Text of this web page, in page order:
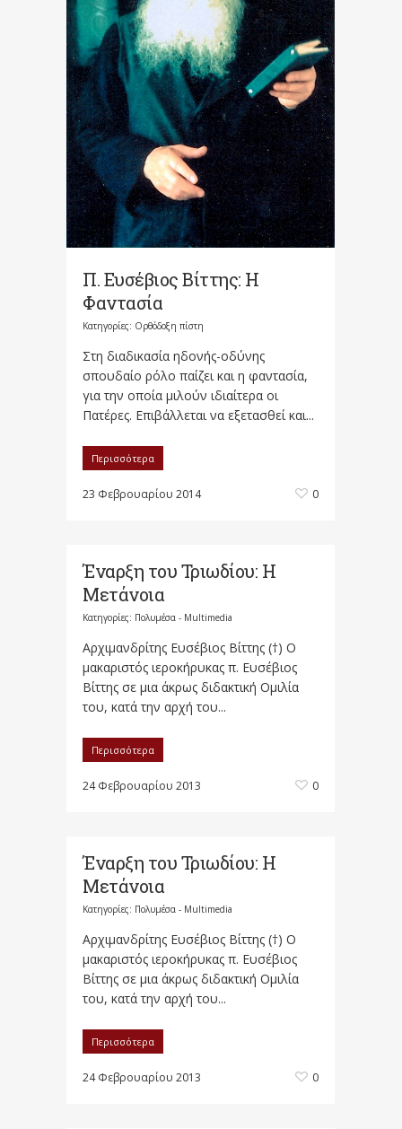
Π. Ευσέβιος Βίττης: Η
Φαντασία
Κατηγορίες: Ορθόδοξη πίστη
Στη διαδικασία ηδονής-οδύνης
σπουδαίο ρόλο παίζει και η φαντασία,
για την οποία μιλούν ιδιαίτερα οι
Πατέρες. Επιβάλλεται να εξετασθεί και...
Περισσότερα
23 Φεβρουαρίου 2014 0
Έναρξη του Τριωδίου: Η
Μετάνοια
Κατηγορίες: Πολυμέσα - Multimedia
Αρχιμανδρίτης Ευσέβιος Βίττης (†) Ο
μακαριστός ιεροκήρυκας π. Ευσέβιος
Βίττης σε μια άκρως διδακτική Ομιλία
του, κατά την αρχή του...
Περισσότερα
24 Φεβρουαρίου 2013 0
Έναρξη του Τριωδίου: Η
Μετάνοια
Κατηγορίες: Πολυμέσα - Multimedia
Αρχιμανδρίτης Ευσέβιος Βίττης (†) Ο
μακαριστός ιεροκήρυκας π. Ευσέβιος
Βίττης σε μια άκρως διδακτική Ομιλία
του, κατά την αρχή του...
Περισσότερα
24 Φεβρουαρίου 2013 0